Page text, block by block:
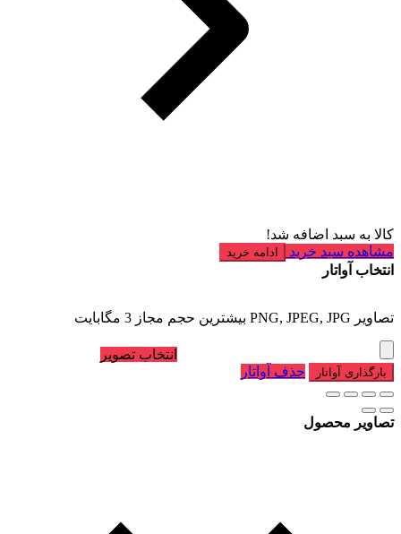
کالا به سبد اضافه شد!
مشاهده سبد خرید
ادامه خرید
انتخاب آواتار
تصاویر PNG, JPEG, JPG بیشترین حجم مجاز 3 مگابایت
انتخاب تصویر
بارگذاری آواتار حذف آواتار
تصاویر محصول